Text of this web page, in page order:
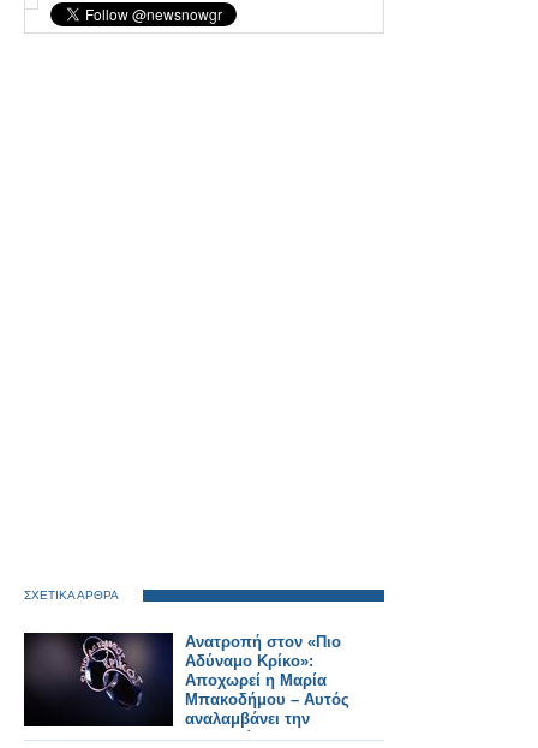
ΣΧΕΤΙΚΑ ΑΡΘΡΑ
Ανατροπή στον «Πιο
Αδύναμο Κρίκο»:
Αποχωρεί η Μαρία
Μπακοδήμου – Αυτός
αναλαμβάνει την
παρουσίαση